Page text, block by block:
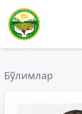
Бўлимлар